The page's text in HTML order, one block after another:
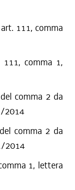
111, comma
comma 1,
comma 2 da
2014
comma 2 da
2014
1, lettera